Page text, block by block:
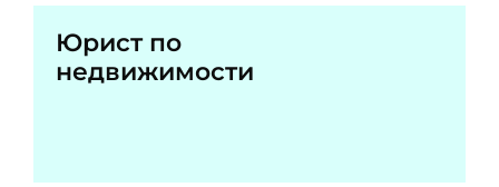
Юрист по
недвижимости